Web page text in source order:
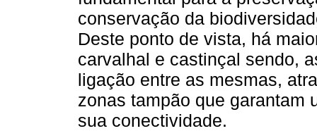
conservação da
Deste ponto de vista, há
carvalhal e castinçal sendo,
ligação entre as mesmas,
zonas tampão que garantam
sua conectividade.